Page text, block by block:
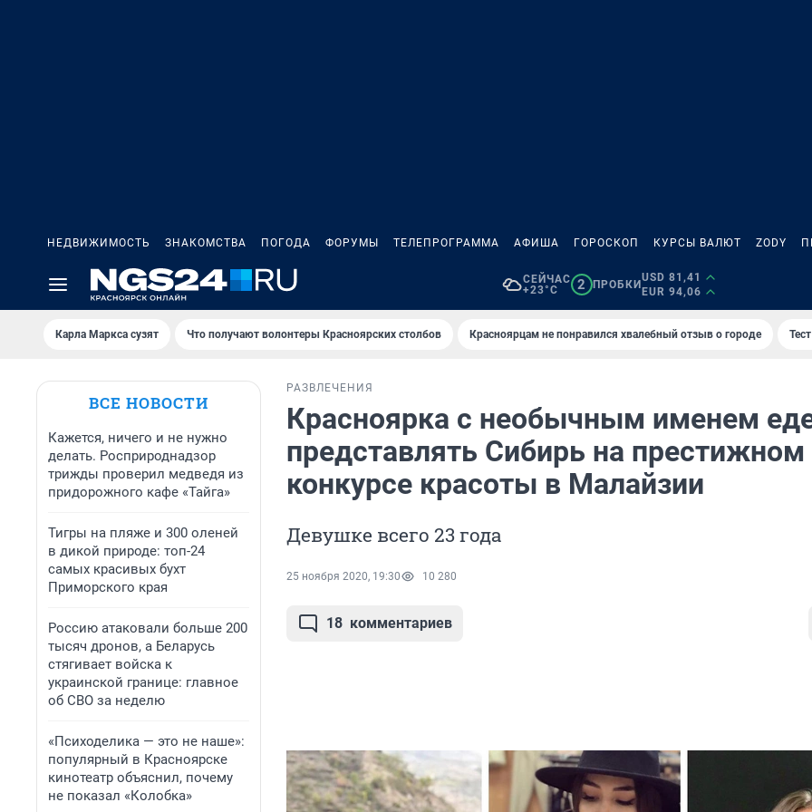
НЕДВИЖИМОСТЬ ЗНАКОМСТВА ПОГОДА ФОРУМЫ ТЕЛЕПРОГРАММА АФИША ГОРОСКОП КУРСЫ ВАЛЮТ ZODY
СЕЙЧАС
+23°C
2 ПРОБКИ
USD 81,41
EUR 94,06
Карла Маркса сузят Что получают волонтеры Красноярских столбов Красноярцам не понравился хвалебный отзыв о городе
ВСЕ НОВОСТИ
Кажется, ничего и не нужно
делать. Росприроднадзор
трижды проверил медведя из
придорожного кафе «Тайга»
Тигры на пляже и 300 оленей
в дикой природе: топ-24
самых красивых бухт
Приморского края
Россию атаковали больше 200
тысяч дронов, а Беларусь
стягивает войска к
украинской границе: главное
об СВО за неделю
«Психоделика — это не наше»:
популярный в Красноярске
кинотеатр объяснил, почему
не показал «Колобка»
РАЗВЛЕЧЕНИЯ
Красноярка с необычным именем
представлять Сибирь на престижном
конкурсе красоты в Малайзии
Девушке всего 23 года
25 ноября 2020, 19:30 10 280
18 комментариев